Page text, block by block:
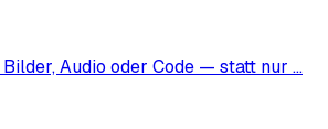
Audio oder Code — statt nur …